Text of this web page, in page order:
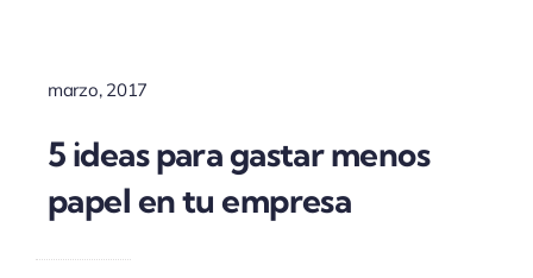
marzo, 2017
5 ideas para gastar menos
papel en tu empresa